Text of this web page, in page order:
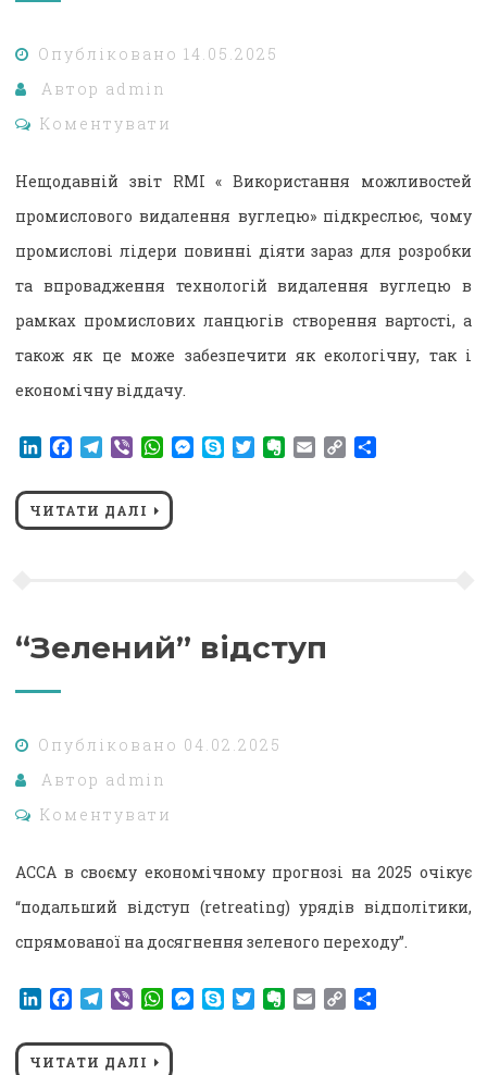
Опубліковано 14.05.2025
Автор admin
Коментувати
Нещодавній звіт RMI « Використання можливостей
промислового видалення вуглецю» підкреслює, чому
промислові лідери повинні діяти зараз для розробки
та впровадження технологій видалення вуглецю в
рамках промислових ланцюгів створення вартості, а
також як це може забезпечити як екологічну, так і
економічну віддачу.
LinkedIn
Facebook
Telegram
ViberWhatsApp
Messenger
SkypeTwitterEvernote
EmailCopy
ЧИТАТИ ДАЛІ
“Зелений” відступ
Опубліковано 04.02.2025
Автор admin
Коментувати
АССА в своєму економічному прогнозі на 2025 очікує
“подальший відступ (retreating) урядів відполітики,
спрямованої на досягнення зеленого переходу”.
LinkedIn
Facebook
Telegram
ViberWhatsApp
Messenger
SkypeTwitterEvernote
EmailCopy
ЧИТАТИ ДАЛІ